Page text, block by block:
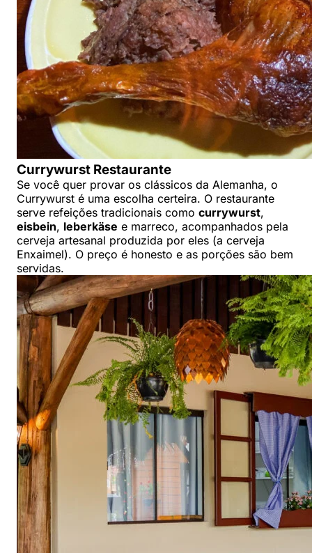
Currywurst Restaurante
Se você quer provar os clássicos da Alemanha, o
Currywurst é uma escolha certeira. O restaurante
serve refeições tradicionais como currywurst,
eisbein, leberkäse e marreco, acompanhados pela
cerveja artesanal produzida por eles (a cerveja
Enxaimel). O preço é honesto e as porções são bem
servidas.